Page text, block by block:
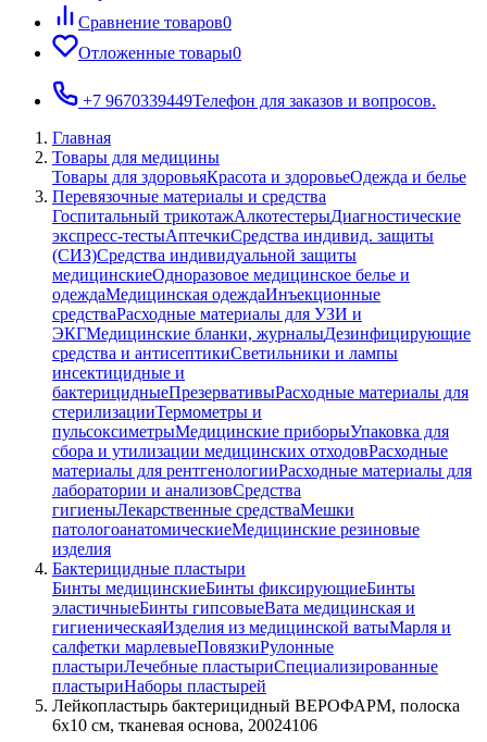
Сравнение товаров0
Отложенные товары0
+7 9670339449Телефон для заказов и вопросов.
Главная
Товары для медицины
Товары для здоровьяКрасота и здоровьеОдежда и белье
Перевязочные материалы и средства
Госпитальный трикотажАлкотестерыДиагностические
экспресс-тестыАптечкиСредства индивид. защиты
(СИЗ)Средства индивидуальной защиты
медицинскиеОдноразовое медицинское белье и
одеждаМедицинская одеждаИнъекционные
средстваРасходные материалы для УЗИ и
ЭКГМедицинские бланки, журналыДезинфицирующие
средства и антисептикиСветильники и лампы
инсектицидные и
бактерицидныеПрезервативыРасходные материалы для
стерилизацииТермометры и
пульсоксиметрыМедицинские приборыУпаковка для
сбора и утилизации медицинских отходовРасходные
материалы для рентгенологииРасходные материалы для
лаборатории и анализовСредства
гигиеныЛекарственные средстваМешки
патологоанатомическиеМедицинские резиновые
изделия
Бактерицидные пластыри
Бинты медицинскиеБинты фиксирующиеБинты
эластичныеБинты гипсовыеВата медицинская и
гигиеническаяИзделия из медицинской ватыМарля и
салфетки марлевыеПовязкиРулонные
пластыриЛечебные пластыриСпециализированные
пластыриНаборы пластырей
Лейкопластырь бактерицидный ВЕРОФАРМ, полоска
6х10 см, тканевая основа, 20024106